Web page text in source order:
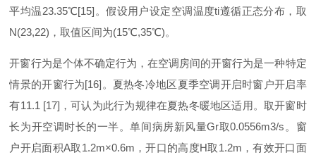
平均温23.35℃[15] 。假设用户设定空调温度ti遵循正态分布， 取
N(23,22) ，取值区间为(15℃,35℃)。
开窗行为是个体不确定行为，在空调房间的开窗行为是一种特定
情景的开窗行为[16] 。夏热冬冷地区夏季空调开启时窗户开启率
有11.1 [17] ，可认为此行为规律在夏热冬暖地区适用。取开窗时
长为开空调时长的一半。单间病房新风量Gr取0.0556m3/s 。窗
户开启面积A取 1.2m×0.6m ，开口的高 度H取 1.2m ，有效开口面